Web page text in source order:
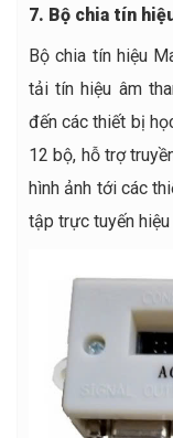
7. Bộ chia tín
Bộ chia tín hiệu
tải tín hiệu âm
đến các thiết bị
12 bộ, hỗ trợ
hình ảnh tới các
tập trực tuyến hiệu